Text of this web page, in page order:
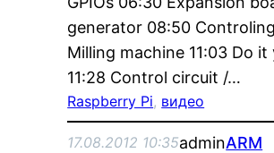
generator 08:50
Milling machine 11:03 Do
11:28 Control circuit /…
Raspberry Pi, видео
17.08.2012 10:35adminARM